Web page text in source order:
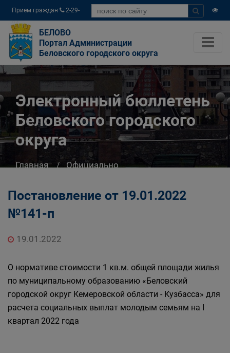
Прием граждан
2-29-
04
БЕЛОВО
Портал Администрации
Беловского городского округа
Электронный бюллетень
Беловского городского
округа
Главная
Официально
Постановление от 19.01.2022
№141-п
19.01.2022
О нормативе стоимости 1 кв.м. общей площади жилья
по муниципальному образованию «Беловский
городской округ Кемеровской области - Кузбасса» для
расчета социальных выплат молодым семьям на I
квартал 2022 года